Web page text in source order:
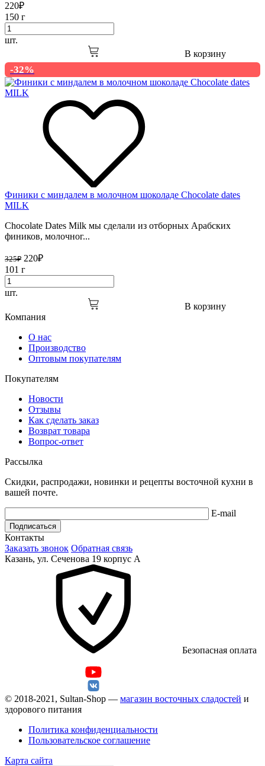
220₽
150 г
шт.
В корзину
-32%
Финики с миндалем в молочном шоколаде Chocolate dates
MILK
Chocolate Dates Milk мы сделали из отборных Арабских
фиников, молочног...
325₽ 220₽
101 г
шт.
В корзину
Компания
О нас
Производство
Оптовым покупателям
Покупателям
Новости
Отзывы
Как сделать заказ
Возврат товара
Вопрос-ответ
Рассылка
Скидки, распродажи, новинки и рецепты восточной кухни в
вашей почте.
E-mail
Подписаться
Контакты
Заказать звонок Обратная связь
Казань, ул. Сеченова 19 корпус А
Безопасная оплата
© 2018-2021, Sultan-Shop — магазин восточных сладостей и
здорового питания
Политика конфиденциальности
Пользовательское соглашение
Карта сайта